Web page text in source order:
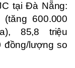
tại Đà Nẵng:
600.000
85,8 triệu
đồng/lượng so